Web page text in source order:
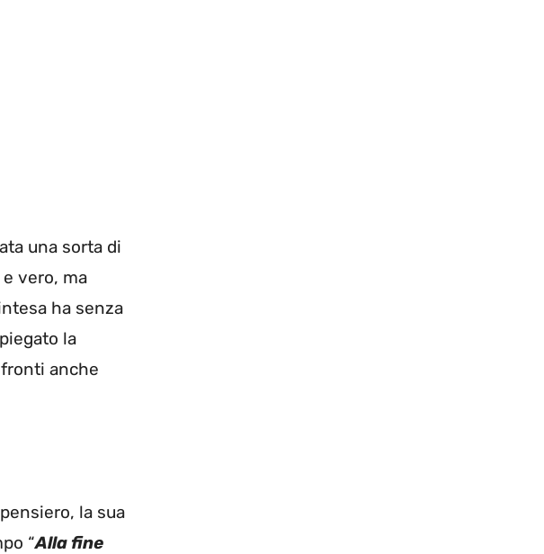
una sorta di
vero, ma
ha senza
la
anche
la sua
“Alla fine